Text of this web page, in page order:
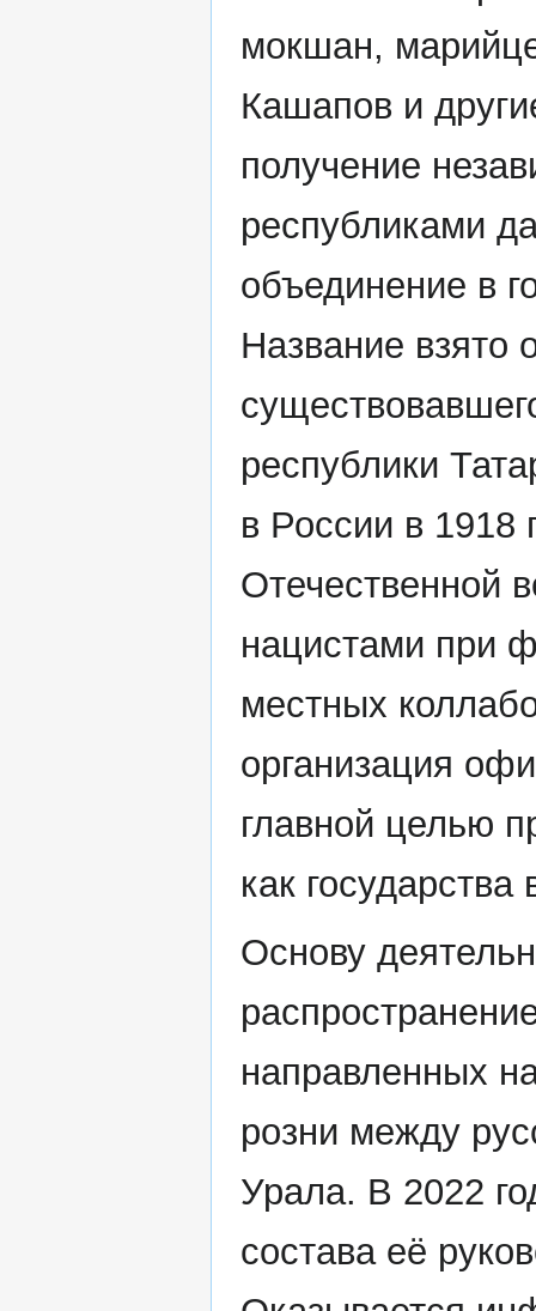
мокшан,
Кашапов и
получение
республиками
объединение в
Название взято
республики
в России в 1918
Отечественной
нацистами при
местных
организация
главной целью
как
Основу
направленных
розни между
Урала. В 2022
состава её